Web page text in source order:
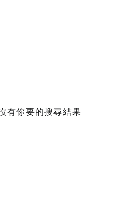
有你要的搜尋結果